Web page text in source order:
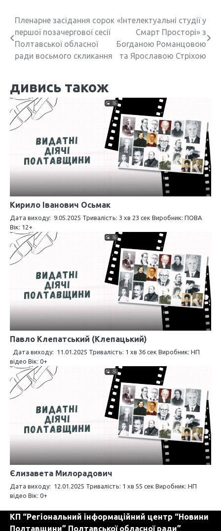
Н
а
в
г
а
ц
з
а
п
и
с
Пленарне засідання сорок
першої позачергової сесії
Полтавської обласної
ради восьмого скликання
«Інтелектуальні студії у
Смарт Просторі» з
Богданою Романцовою
та Ярославою Стріхою
дивись також
Кирило Іванович Осьмак
Дата виходу: 9.05.2025 Тривалість: 3 хв 23 сек Виробник: ПОВА
Вік: 12+
Павло Клепатський (Клепацький)
Дата виходу: 11.01.2025 Тривалість: 1 хв 36 сек Виробник: НП
відео Вік: 0+
Єлизавета Милорадович
Дата виходу: 12.01.2025 Тривалість: 1 хв 55 сек Виробник: НП
відео Вік: 0+
КП “Регіональний інформаційний центр “Новини
Полтавщини” Полтавської обласної ради”